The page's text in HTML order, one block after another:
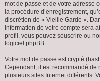
mot de passe et de votre adresse
la procédure d’enregistrement,
discrétion de « Vieille Garde ».
information de votre compte sera
profil, vous pouvez souscrire ou
logiciel phpBB.
Votre mot de passe est crypté
Cependant, il est recommandé de
plusieurs sites Internet différents.